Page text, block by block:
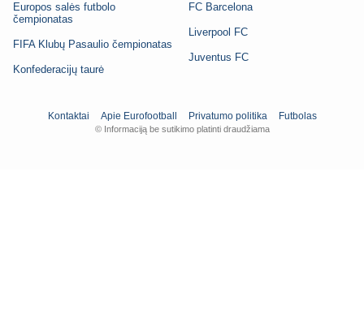
Europos salės futbolo
čempionatas
FIFA Klubų Pasaulio čempionatas
Konfederacijų taurė
FC Barcelona
Liverpool FC
Juventus FC
Kontaktai Apie Eurofootball Privatumo politika Futbolas
© Informaciją be sutikimo platinti draudžiama